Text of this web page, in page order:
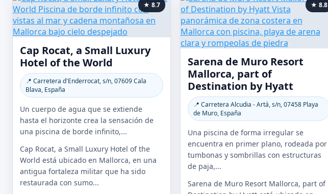
★ 8.7
Cap Rocat, a Small Luxury
Hotel of the World
📍 Carretera d'Enderrocat, s/n, 07609 Cala
Blava, España
Un cuerpo de agua que se extiende
hasta el horizonte crea la sensación de
una piscina de borde infinito,...
Cap Rocat, a Small Luxury Hotel of the
World está ubicado en Mallorca, en una
antigua fortaleza militar que ha sido
restaurada con sumo...
★ 8.8
Sarena de Muro Resort
Mallorca, part of
Destination by Hyatt
📍 Carretera Alcudia - Artá, s/n, 07458 Playa
de Muro, España
Una piscina de forma irregular se
encuentra en primer plano, rodeada por
tumbonas y sombrillas con estructuras
de paja,...
Sarena de Muro Resort Mallorca, part of